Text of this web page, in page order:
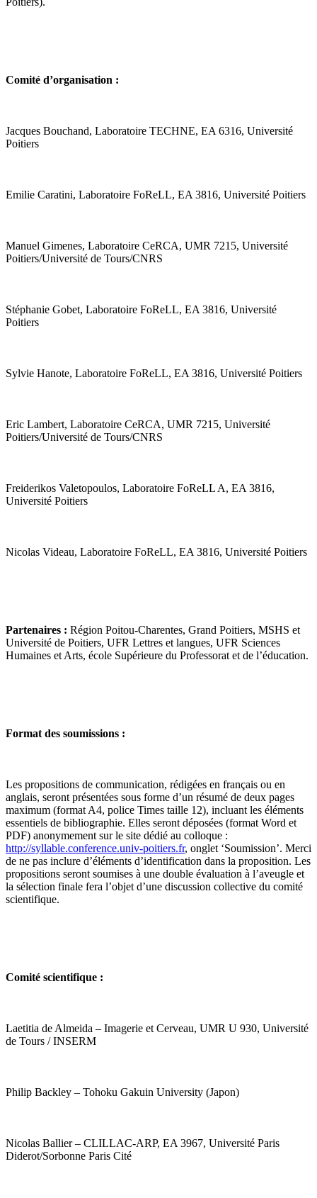
Comité d’organisation :
Jacques Bouchand, Laboratoire TECHNE, EA 6316, Université
Poitiers
Emilie Caratini, Laboratoire FoReLL, EA 3816, Université Poitiers
Manuel Gimenes, Laboratoire CeRCA, UMR 7215, Université
Poitiers/Université de Tours/CNRS
Stéphanie Gobet, Laboratoire FoReLL, EA 3816, Université
Poitiers
Sylvie Hanote, Laboratoire FoReLL, EA 3816, Université Poitiers
Eric Lambert, Laboratoire CeRCA, UMR 7215, Université
Poitiers/Université de Tours/CNRS
Freiderikos Valetopoulos, Laboratoire FoReLL A, EA 3816,
Université Poitiers
Nicolas Videau, Laboratoire FoReLL, EA 3816, Université Poitiers
Partenaires : Région Poitou-Charentes, Grand Poitiers, MSHS et
Université de Poitiers, UFR Lettres et langues, UFR Sciences
Humaines et Arts, école Supérieure du Professorat et de l’éducation.
Format des soumissions :
Les propositions de communication, rédigées en français ou en
anglais, seront présentées sous forme d’un résumé de deux pages
maximum (format A4, police Times taille 12), incluant les éléments
essentiels de bibliographie. Elles seront déposées (format Word et
PDF) anonymement sur le site dédié au colloque :
http://syllable.conference.univ-poitiers.fr, onglet ‘Soumission’. Merci
de ne pas inclure d’éléments d’identification dans la proposition. Les
propositions seront soumises à une double évaluation à l’aveugle et
la sélection finale fera l’objet d’une discussion collective du comité
scientifique.
Comité scientifique :
Laetitia de Almeida – Imagerie et Cerveau, UMR U 930, Université
de Tours / INSERM
Philip Backley – Tohoku Gakuin University (Japon)
Nicolas Ballier – CLILLAC-ARP, EA 3967, Université Paris
Diderot/Sorbonne Paris Cité